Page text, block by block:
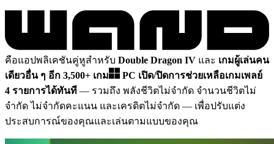
คือแอปพลิเคชันคู่หูสำหรับ Double Dragon IV และ เกมผู้เล่นคน
เดียวอื่น ๆ อีก 3,500+ เกม
PC เปิด/ปิดการช่วยเหลือเกมเพลย์
4 รายการได้ทันที — รวมถึง พลังชีวิตไม่จำกัด จำนวนชีวิตไม่
จำกัด ไม่จำกัดคะแนน และเครดิตไม่จำกัด — เพื่อปรับแต่ง
ประสบการณ์ของคุณและเล่นตามแบบของคุณ